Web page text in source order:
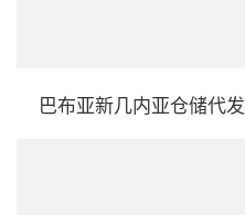
巴布亚新几内亚仓储代发